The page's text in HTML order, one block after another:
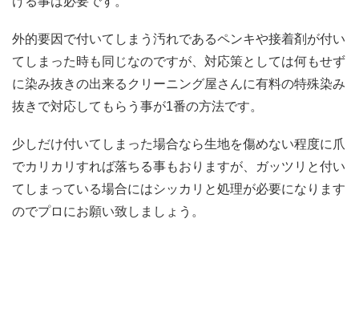
外的要因で付いてしまう汚れであるペンキや接着剤が付い
てしまった時も同じなのですが、対応策としては何もせず
に染み抜きの出来るクリーニング屋さんに有料の特殊染み
抜きで対応してもらう事が1番の方法です。
少しだけ付いてしまった場合なら生地を傷めない程度に爪
でカリカリすれば落ちる事もおりますが、ガッツリと付い
てしまっている場合にはシッカリと処理が必要になります
のでプロにお願い致しましょう。